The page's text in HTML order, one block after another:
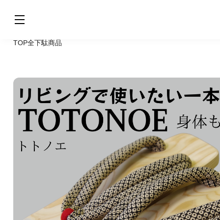
TOP全下駄商品